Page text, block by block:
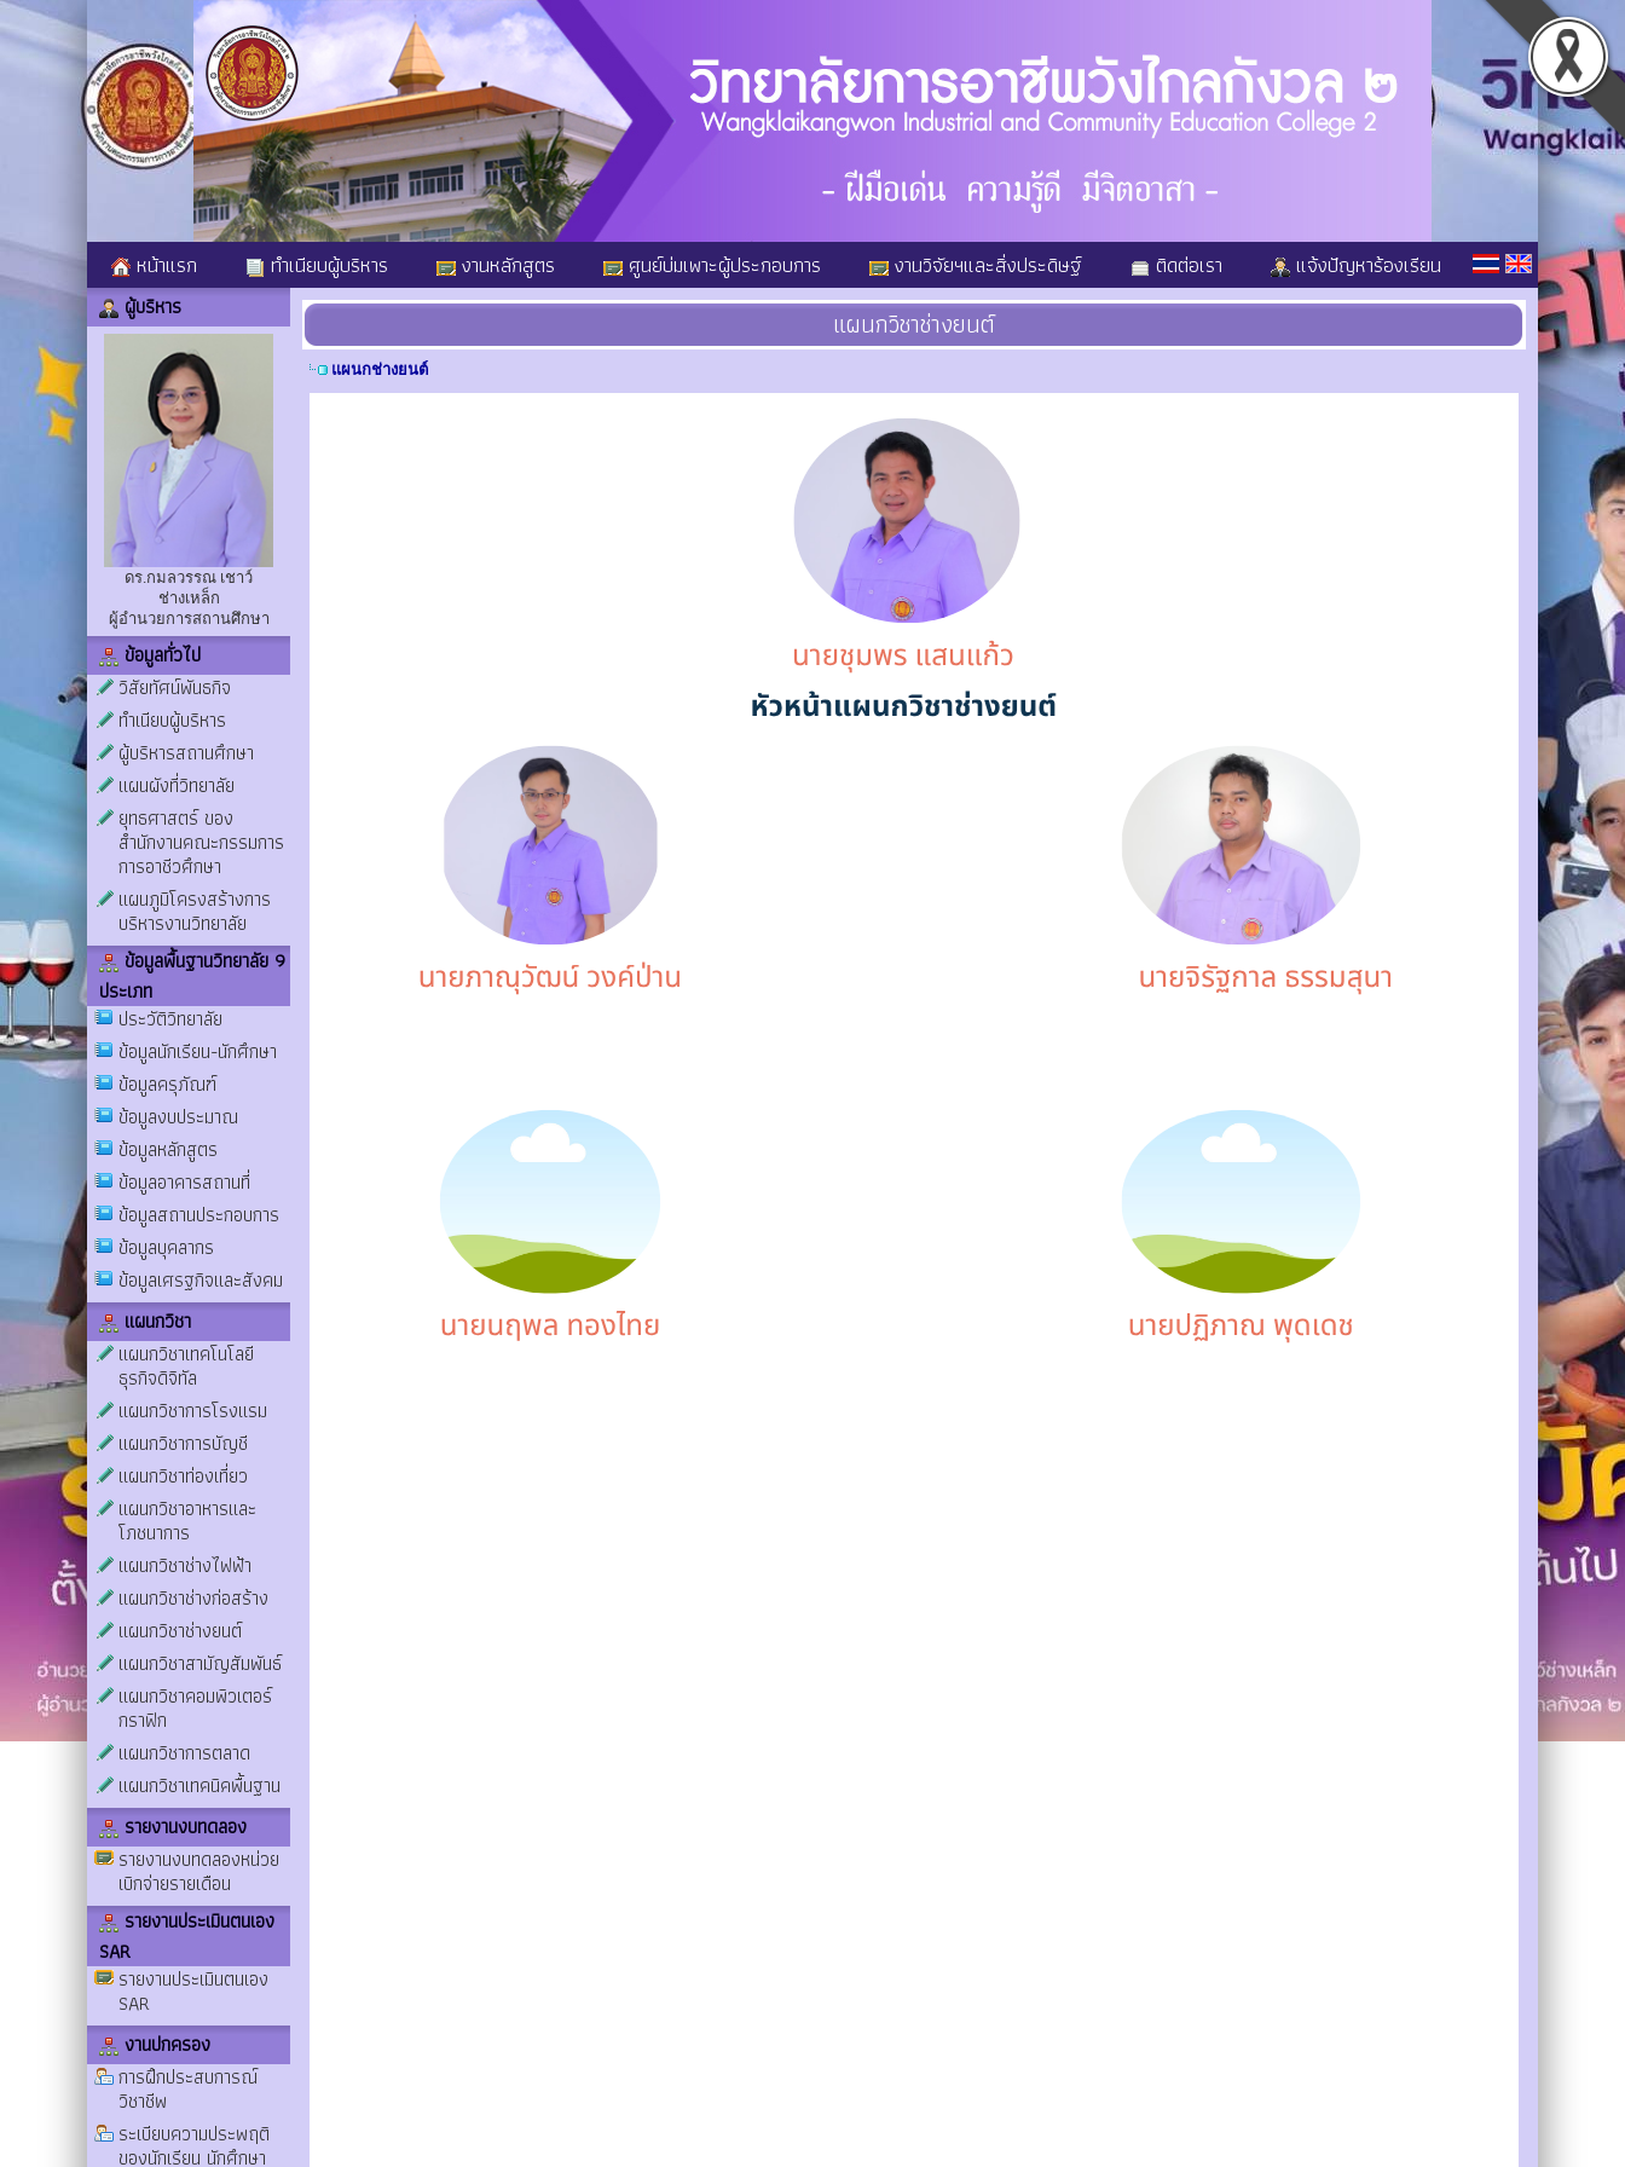
หน้าแรก ทำเนียบผู้บริหาร งานหลักสูตร ศูนย์บ่มเพาะผู้ประกอบการ งานวิจัยฯและสิ่งประดิษฐ์ ติดต่อเรา แจ้งปัญหาร้องเรียน
ผู้บริหาร
ดร.กมลวรรณ เชาว์
ช่างเหล็ก
ผู้อำนวยการสถานศึกษา
ข้อมูลทั่วไป
วิสัยทัศน์พันธกิจ
ทำเนียบผู้บริหาร
ผู้บริหารสถานศึกษา
แผนผังที่วิทยาลัย
ยุทธศาสตร์ ของ
สำนักงานคณะกรรมการ
การอาชีวศึกษา
แผนภูมิโครงสร้างการ
บริหารงานวิทยาลัย
ข้อมูลพื้นฐานวิทยาลัย 9
ประเภท
ประวัติวิทยาลัย
ข้อมูลนักเรียน-นักศึกษา
ข้อมูลครุภัณฑ์
ข้อมูลงบประมาณ
ข้อมูลหลักสูตร
ข้อมูลอาคารสถานที่
ข้อมูลสถานประกอบการ
ข้อมูลบุคลากร
ข้อมูลเศรฐกิจและสังคม
แผนกวิชา
แผนกวิชาเทคโนโลยี
ธุรกิจดิจิทัล
แผนกวิชาการโรงแรม
แผนกวิชาการบัญชี
แผนกวิชาท่องเที่ยว
แผนกวิชาอาหารและ
โภชนาการ
แผนกวิชาช่างไฟฟ้า
แผนกวิชาช่างก่อสร้าง
แผนกวิชาช่างยนต์
แผนกวิชาสามัญสัมพันธ์
แผนกวิชาคอมพิวเตอร์
กราฟิก
แผนกวิชาการตลาด
แผนกวิชาเทคนิคพื้นฐาน
รายงานงบทดลอง
รายงานงบทดลองหน่วย
เบิกจ่ายรายเดือน
รายงานประเมินตนเอง
SAR
รายงานประเมินตนเอง
SAR
งานปกครอง
การฝึกประสบการณ์
วิชาชีพ
ระเบียบความประพฤติ
ของนักเรียน นักศึกษา
แผนกวิชาช่างยนต์
แผนกช่างยนต์